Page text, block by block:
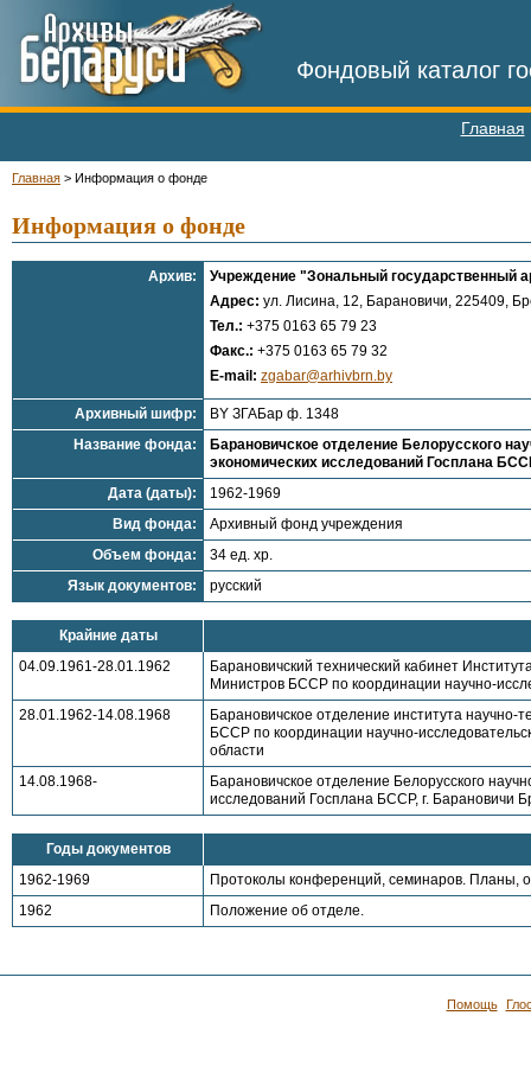
Фондовый каталог
Главная
Главная > Информация о фонде
Информация о фонде
Архив:
Учреждение "Зональный государственный
Адрес: ул. Лисина, 12, Барановичи, 225409,
Тел.: +375 0163 65 79 23
Факс.: +375 0163 65 79 32
E-mail: zgabar@arhivbrn.by
Архивный шифр:
BY ЗГАБар ф. 1348
Название фонда:
Барановичское отделение Белорусского
экономических исследований Госплана
Дата (даты):
1962-1969
Вид фонда:
Архивный фонд учреждения
Объем фонда:
34 ед. хр.
Язык документов:
русский
Крайние даты
04.09.1961-28.01.1962
Барановичский технический кабинет
Министров БССР по координации научно-
28.01.1962-14.08.1968
Барановичское отделение института
БССР по координации научно-
области
14.08.1968-
Барановичское отделение Белорусского
исследований Госплана БССР, г. Барановичи
Годы документов
1962-1969
Протоколы конференций, семинаров. Планы,
1962
Положение об отделе.
Помощь